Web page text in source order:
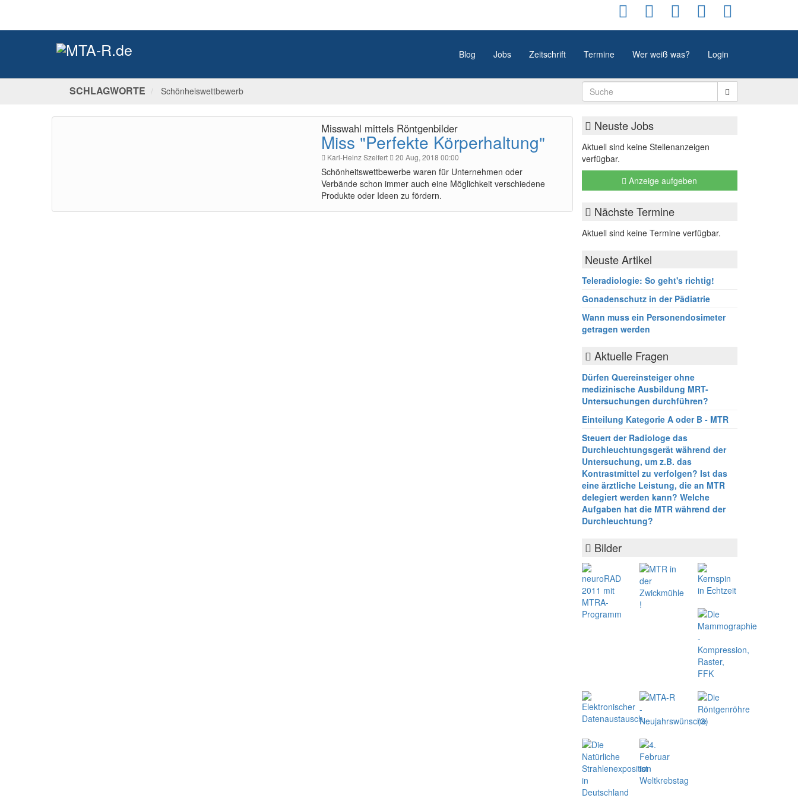
Blog Jobs Zeitschrift Termine Wer weiß was? Login
SCHLAGWORTE Schönheiswettbewerb
Misswahl mittels Röntgenbilder
Miss "Perfekte Körperhaltung"
Karl-Heinz Szeifert 20 Aug, 2018 00:00
Schönheitswettbewerbe waren für Unternehmen oder
Verbände schon immer auch eine Möglichkeit verschiedene
Produkte oder Ideen zu fördern.
Neuste Jobs
Aktuell sind keine Stellenanzeigen
verfügbar.
Anzeige aufgeben
Nächste Termine
Aktuell sind keine Termine verfügbar.
Neuste Artikel
Teleradiologie: So geht's richtig!
Gonadenschutz in der Pädiatrie
Wann muss ein Personendosimeter
getragen werden
Aktuelle Fragen
Dürfen Quereinsteiger ohne
medizinische Ausbildung MRT-
Untersuchungen durchführen?
Einteilung Kategorie A oder B - MTR
Steuert der Radiologe das
Durchleuchtungsgerät während der
Untersuchung, um z.B. das
Kontrastmittel zu verfolgen? Ist das
eine ärztliche Leistung, die an MTR
delegiert werden kann? Welche
Aufgaben hat die MTR während der
Durchleuchtung?
Bilder